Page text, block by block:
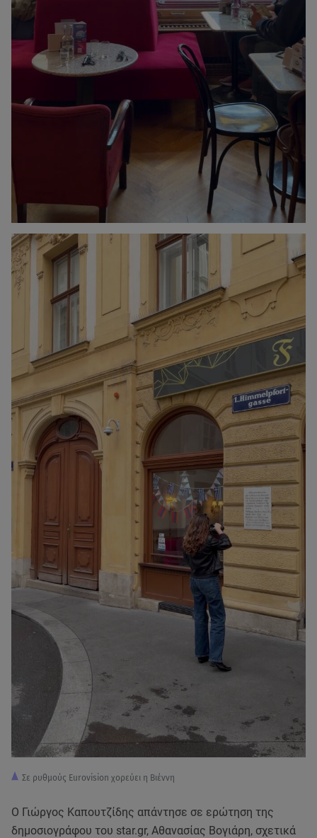
Σε ρυθμούς Eurovision χορεύει η Βιέννη
Ο Γιώργος Καπουτζίδης απάντησε σε ερώτηση της
δημοσιογράφου του star.gr, Αθανασίας Βογιάρη, σχετικά